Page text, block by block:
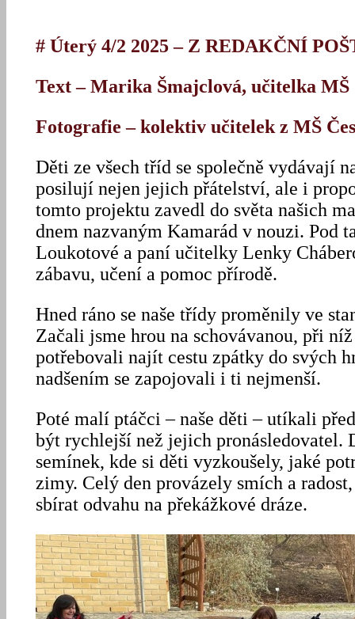
# Úterý 4/2 2025 – Z REDAKČNÍ
Text – Marika Šmajclová, učitelka MŠ
Fotografie – kolektiv učitelek z MŠ
Děti ze všech tříd se společně vydávají
posilují nejen jejich přátelství, ale i
tomto projektu zavedl do světa našich
dnem nazvaným Kamarád v nouzi. Pod
Loukotové a paní učitelky Lenky
zábavu, učení a pomoc přírodě.
Hned ráno se naše třídy proměnily ve
Začali jsme hrou na schovávanou, při
potřebovali najít cestu zpátky do svých
nadšením se zapojovali i ti nejmenší.
Poté malí ptáčci – naše děti – utíkali
být rychlejší než jejich pronásledovatel.
semínek, kde si děti vyzkoušely, jaké
zimy. Celý den provázely smích a
sbírat odvahu na překážkové dráze.